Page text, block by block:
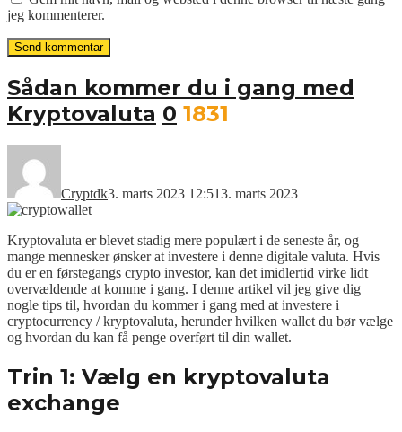
jeg kommenterer.
Sådan kommer du i gang med
Kryptovaluta 0 1831
Cryptdk3. marts 2023 12:513. marts 2023
Kryptovaluta er blevet stadig mere populært i de seneste år, og
mange mennesker ønsker at investere i denne digitale valuta. Hvis
du er en førstegangs crypto investor, kan det imidlertid virke lidt
overvældende at komme i gang. I denne artikel vil jeg give dig
nogle tips til, hvordan du kommer i gang med at investere i
cryptocurrency / kryptovaluta, herunder hvilken wallet du bør vælge
og hvordan du kan få penge overført til din wallet.
Trin 1: Vælg en kryptovaluta
exchange